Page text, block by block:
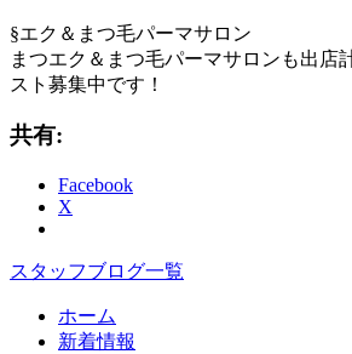
§エク＆まつ毛パーマサロン
まつエク＆まつ毛パーマサロンも出店
スト募集中です！
共有:
Facebook
X
スタッフブログ一覧
ホーム
新着情報